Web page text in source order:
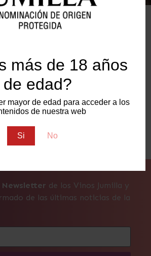
más de 18 años
de edad?
mayor de edad para acceder a los
de nuestra web
Si No
JUMILLA, ESTA UVA
Cabernet Sauvignon
Ver ficha: Merlot
Newsletter de los Vinos Jumilla y
de las últimas noticias de la